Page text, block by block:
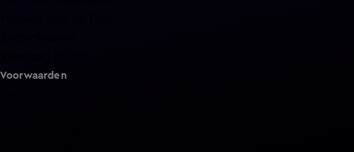
Voorwaarden